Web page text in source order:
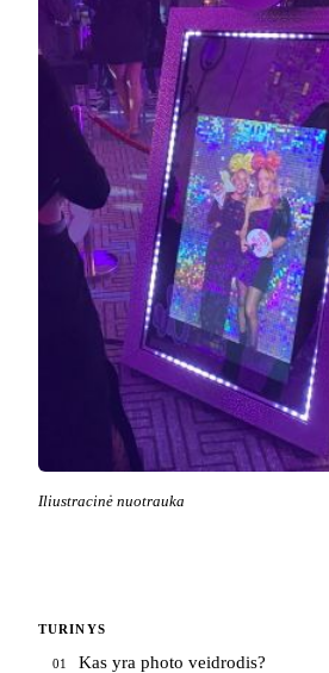
Iliustracinė nuotrauka
TURINYS
01 Kas yra photo veidrodis?